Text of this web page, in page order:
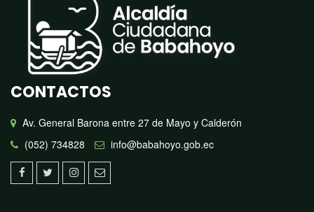
CONTACTOS
Av. General Barona entre 27 de Mayo y Calderón
(052) 734828
info@babahoyo.gob.ec